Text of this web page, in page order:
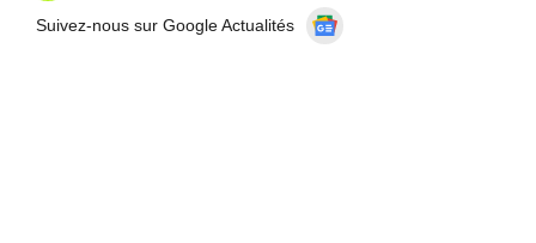
Suivez-nous sur Google Actualités